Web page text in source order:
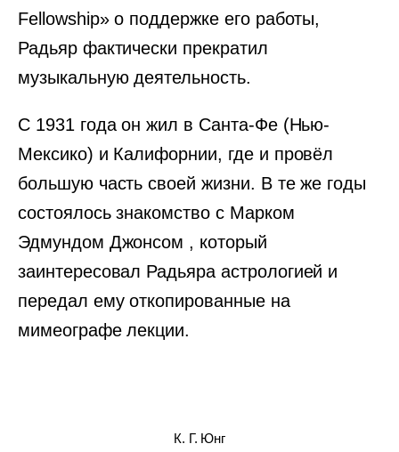
Fellowship» о поддержке его работы,
Радьяр фактически прекратил
музыкальную деятельность.
С 1931 года он жил в Санта-Фе (Нью-
Мексико) и Калифорнии, где и провёл
большую часть своей жизни. В те же годы
состоялось знакомство с Марком
Эдмундом Джонсом , который
заинтересовал Радьяра астрологией и
передал ему откопированные на
мимеографе лекции.
К. Г. Юнг